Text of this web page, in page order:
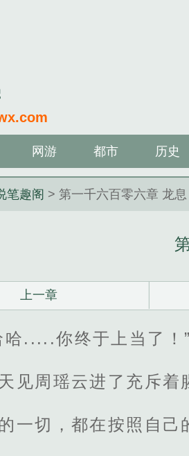
网游 都市 历史
笔趣阁 > 第一千六百零六章 龙息
上一章
哈.....你终于上当了！”
见周瑶云进了充斥着
一切，都在按照自己